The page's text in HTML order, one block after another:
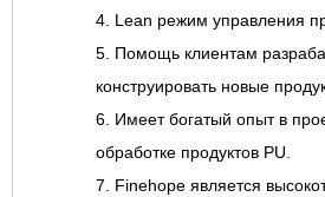
4. Lean режим управления
5. Помощь клиентам
конструировать новые
6. Имеет богатый опыт в
обработке продуктов PU.
7. Finehope является